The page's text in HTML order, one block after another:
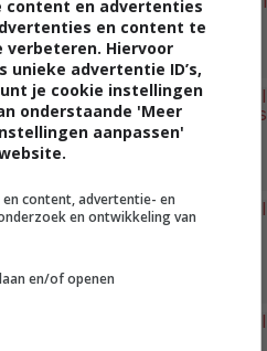
zijn
content en advertenties
en content te
Hiervoor
unieke advertentie ID’s,
je cookie instellingen
onderstaande 'Meer
aanpassen'
content, advertentie- en
en ontwikkeling van
en/of openen